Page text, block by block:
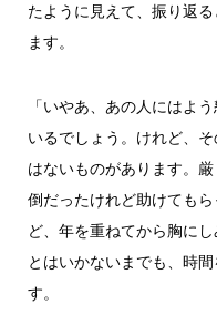
たように見えて、振り返
ます。
「いやあ、あの人にはよ
いるでしょう。けれど、
はないものがあります。
倒だったけれど助けても
ど、年を重ねてから胸に
とはいかないまでも、時
す。